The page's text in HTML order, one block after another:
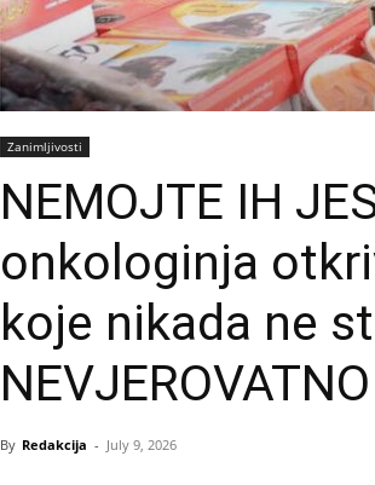
Zanimljivosti
NEMOJTE IH
onkologinja
koje nikada ne
NEVJEROVATNO
By Redakcija - July 9, 2026